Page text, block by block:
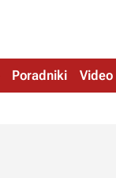
Poradniki Video